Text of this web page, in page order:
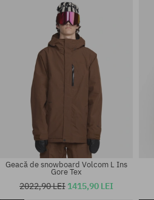
Geacă de snowboard Volcom L Ins
Gore Tex
2022,90 LEI 1415,90 LEI